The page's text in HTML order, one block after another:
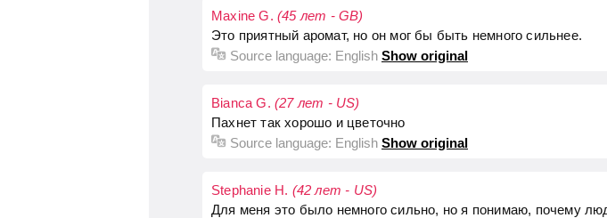
Maxine G. (45 лет - GB)
Это приятный аромат, но он мог бы быть немного сильнее.
Source language: English Show original
Bianca G. (27 лет - US)
Пахнет так хорошо и цветочно
Source language: English Show original
Stephanie H. (42 лет - US)
Для меня это было немного сильно, но я понимаю, почему